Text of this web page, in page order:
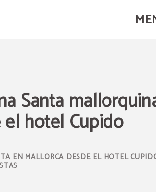
Oficial.
Santa
hotel Cupido
EN MALLORCA DESDE EL HOTEL